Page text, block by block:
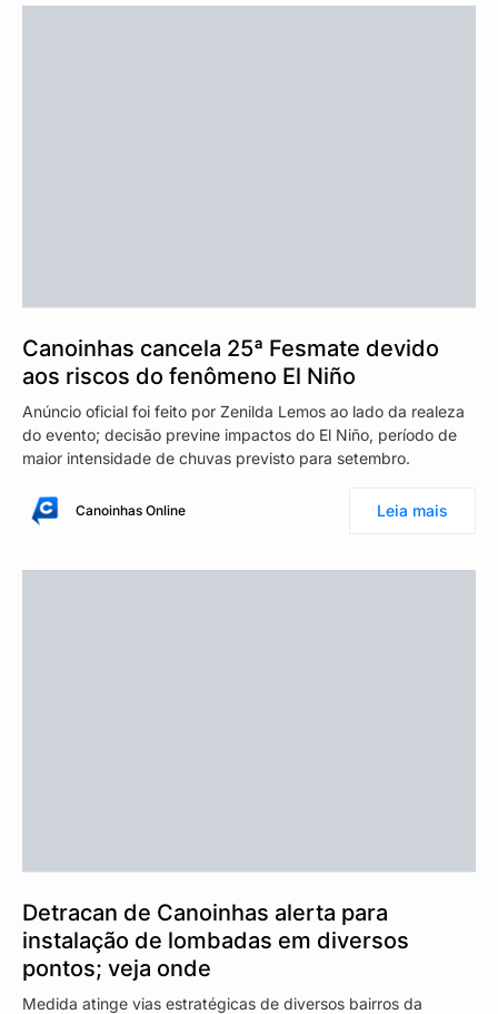
Canoinhas cancela 25ª Fesmate devido
aos riscos do fenômeno El Niño
Anúncio oficial foi feito por Zenilda Lemos ao lado da realeza
do evento; decisão previne impactos do El Niño, período de
maior intensidade de chuvas previsto para setembro.
Canoinhas Online Leia mais
Detracan de Canoinhas alerta para
instalação de lombadas em diversos
pontos; veja onde
Medida atinge vias estratégicas de diversos bairros da